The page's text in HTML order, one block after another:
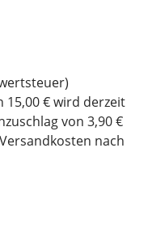
€ wird derzeit
von 3,90 €
nach